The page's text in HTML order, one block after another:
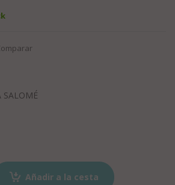
SALOMÉ
Añadir a la cesta